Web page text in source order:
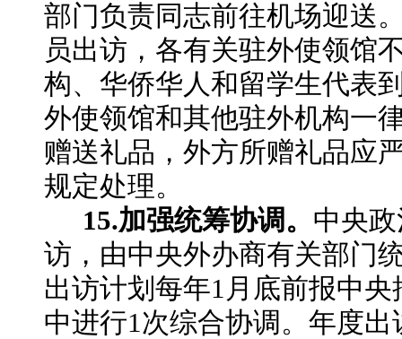
部门负责同志前往机场迎送
员出访，各有关驻外使领馆
构、华侨华人和留学生代表
外使领馆和其他驻外机构一
赠送礼品，外方所赠礼品应
规定处理。
15.加强统筹协调。 中央
访，由中央外办商有关部门
出访计划每年1月底前报中
中进行1次综合协调。年度